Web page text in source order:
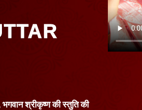
श्रीकृष्ण की स्तुति की